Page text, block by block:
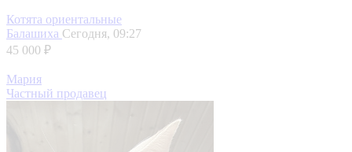
Котята ориентальные
Балашиха Сегодня, 09:27
45 000 ₽
Мария
Частный продавец